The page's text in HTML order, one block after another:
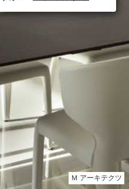
Ｍ アーキテクツ